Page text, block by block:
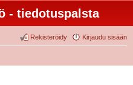
- tiedotuspalsta
Kirjaudu sisään
Rekisteröidy